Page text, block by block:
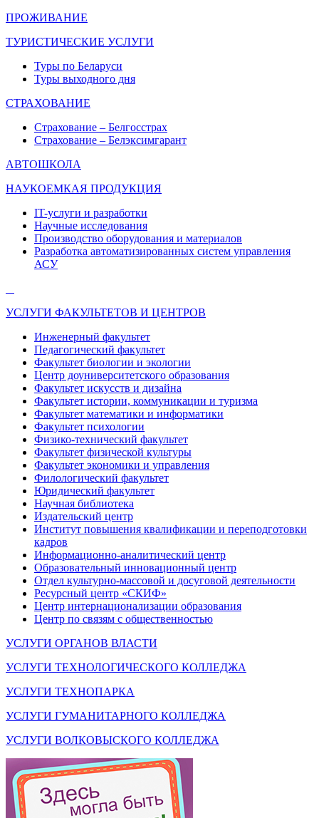
ПРОЖИВАНИЕ
ТУРИСТИЧЕСКИЕ УСЛУГИ
Туры по Беларуси
Туры выходного дня
СТРАХОВАНИЕ
Страхование – Белгосстрах
Страхование – Белэксимгарант
АВТОШКОЛА
НАУКОЕМКАЯ ПРОДУКЦИЯ
IT-услуги и разработки
Научные исследования
Производство оборудования и материалов
Разработка автоматизированных систем управления
АСУ
УСЛУГИ ФАКУЛЬТЕТОВ И ЦЕНТРОВ
Инженерный факультет
Педагогический факультет
Факультет биологии и экологии
Центр доуниверситетского образования
Факультет искусств и дизайна
Факультет истории, коммуникации и туризма
Факультет математики и информатики
Факультет психологии
Физико-технический факультет
Факультет физической культуры
Факультет экономики и управления
Филологический факультет
Юридический факультет
Научная библиотека
Издательский центр
Институт повышения квалификации и переподготовки
кадров
Информационно-аналитический центр
Образовательный инновационный центр
Отдел культурно-массовой и досуговой деятельности
Ресурсный центр «СКИФ»
Центр интернационализации образования
Центр по связям с общественностью
УСЛУГИ ОРГАНОВ ВЛАСТИ
УСЛУГИ ТЕХНОЛОГИЧЕСКОГО КОЛЛЕДЖА
УСЛУГИ ТЕХНОПАРКА
УСЛУГИ ГУМАНИТАРНОГО КОЛЛЕДЖА
УСЛУГИ ВОЛКОВЫСКОГО КОЛЛЕДЖА